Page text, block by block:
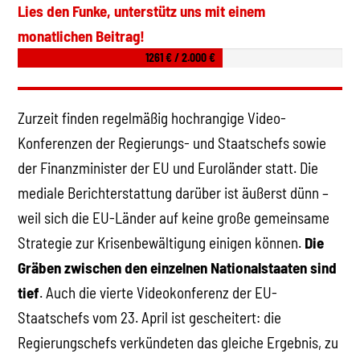
Lies den Funke, unterstütz uns mit einem
monatlichen Beitrag!
1261 € / 2.000 €
Zurzeit finden regelmäßig hochrangige Video-
Konferenzen der Regierungs- und Staatschefs sowie
der Finanzminister der EU und Euroländer statt. Die
mediale Berichterstattung darüber ist äußerst dünn –
weil sich die EU-Länder auf keine große gemeinsame
Strategie zur Krisenbewältigung einigen können. Die
Gräben zwischen den einzelnen Nationalstaaten sind
tief. Auch die vierte Videokonferenz der EU-
Staatschefs vom 23. April ist gescheitert: die
Regierungschefs verkündeten das gleiche Ergebnis, zu